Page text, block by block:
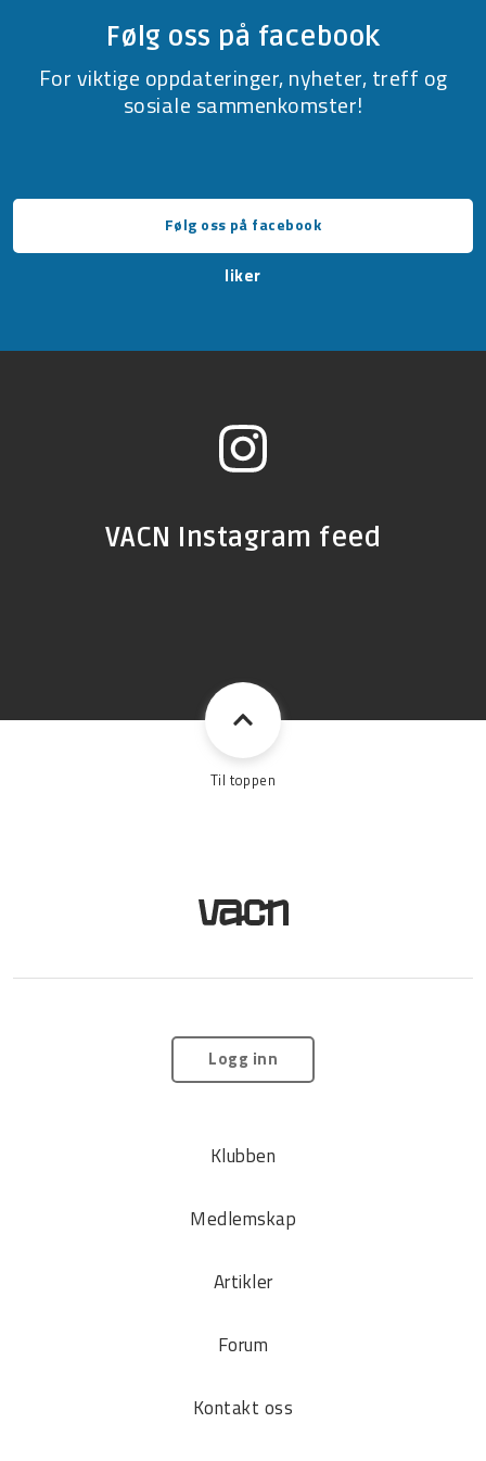
Følg oss på facebook
For viktige oppdateringer, nyheter, treff og
sosiale sammenkomster!
Følg oss på facebook
liker
VACN Instagram feed
Til toppen
Logg inn
Klubben
Medlemskap
Artikler
Forum
Kontakt oss